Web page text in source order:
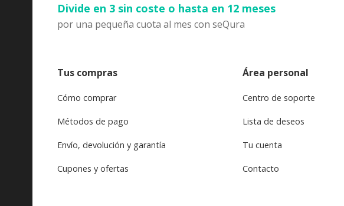
Divide en 3 sin coste o hasta en 12 meses
por una pequeña cuota al mes con seQura
Tus compras
Cómo comprar
Métodos de pago
Envío, devolución y garantía
Cupones y ofertas
Área personal
Centro de soporte
Lista de deseos
Tu cuenta
Contacto